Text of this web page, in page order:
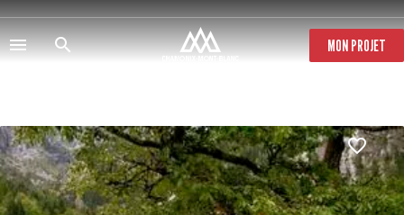
Pasar
al
contenido
principal
MON PROJET